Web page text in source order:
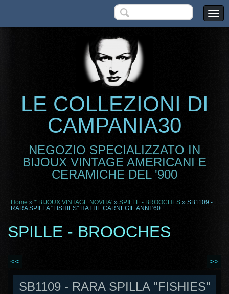
LE COLLEZIONI DI
CAMPANIA30
NEGOZIO SPECIALIZZATO IN
BIJOUX VINTAGE AMERICANI E
CERAMICHE DEL '900
Home » * BIJOUX VINTAGE NOVITA' » SPILLE - BROOCHES » SB1109 -
RARA SPILLA "FISHIES" HATTIE CARNEGIE ANNI '60
SPILLE - BROOCHES
<< >>
SB1109 - RARA SPILLA "FISHIES"